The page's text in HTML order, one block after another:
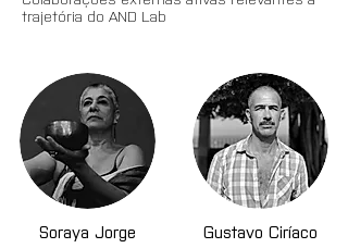
trajetória do AND Lab
Soraya Jorge Gustavo Ciríaco